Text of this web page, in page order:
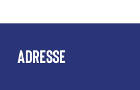
ADRESSE